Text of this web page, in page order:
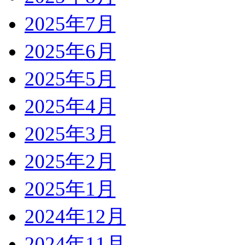
2025年7月
2025年6月
2025年5月
2025年4月
2025年3月
2025年2月
2025年1月
2024年12月